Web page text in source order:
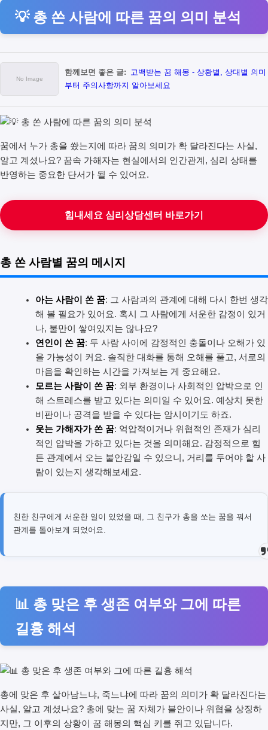
💡 총 쏜 사람에 따른 꿈의 의미 분석
함께보면 좋은 글: 고백받는 꿈 해몽 - 상황별, 상대별 의미
부터 주의사항까지 알아보세요
꿈에서 누가 총을 쐈는지에 따라 꿈의 의미가 확 달라진다는 사실,
알고 계셨나요? 꿈속 가해자는 현실에서의 인간관계, 심리 상태를
반영하는 중요한 단서가 될 수 있어요.
힘내세요 심리상담센터 바로가기
총 쏜 사람별 꿈의 메시지
아는 사람이 쏜 꿈: 그 사람과의 관계에 대해 다시 한번 생각
해 볼 필요가 있어요. 혹시 그 사람에게 서운한 감정이 있거
나, 불만이 쌓여있지는 않나요?
연인이 쏜 꿈: 두 사람 사이에 감정적인 충돌이나 오해가 있
을 가능성이 커요. 솔직한 대화를 통해 오해를 풀고, 서로의
마음을 확인하는 시간을 가져보는 게 중요해요.
모르는 사람이 쏜 꿈: 외부 환경이나 사회적인 압박으로 인
해 스트레스를 받고 있다는 의미일 수 있어요. 예상치 못한
비판이나 공격을 받을 수 있다는 암시이기도 하죠.
웃는 가해자가 쏜 꿈: 억압적이거나 위협적인 존재가 심리
적인 압박을 가하고 있다는 것을 의미해요. 감정적으로 힘
든 관계에서 오는 불안감일 수 있으니, 거리를 두어야 할 사
람이 있는지 생각해보세요.
친한 친구에게 서운한 일이 있었을 때, 그 친구가 총을 쏘는 꿈을 꿔서
관계를 돌아보게 되었어요.
📊 총 맞은 후 생존 여부와 그에 따른
길흉 해석
총에 맞은 후 살아남느냐, 죽느냐에 따라 꿈의 의미가 확 달라진다는
사실, 알고 계셨나요? 총에 맞는 꿈 자체가 불안이나 위협을 상징하
지만, 그 이후의 상황이 꿈 해몽의 핵심 키를 쥐고 있답니다.